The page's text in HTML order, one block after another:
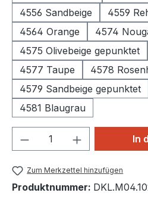
4556 Sandbeige
4559
4564 Orange
4574
4575 Olivebeige gepunktet
4577 Taupe
4578
4579 Sandbeige gepunktet
4581 Blaugrau
Produkt Anzahl: In
Zum Merkzettel hinzufügen
Produktnummer: